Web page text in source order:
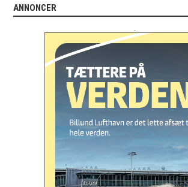
ANNONCER